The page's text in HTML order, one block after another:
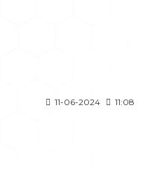
11-06-2024 11:08